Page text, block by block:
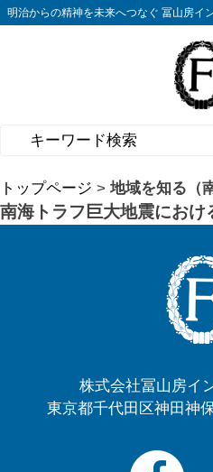
ン
明治からの精神を未来へつなぐ 冨山房イ
トップページ > 地域を知る（
南海トラフ巨大地震におけ
株式会社冨山房イ
東京都千代田区神田神